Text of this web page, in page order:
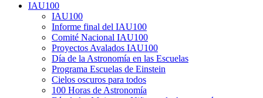
IAU100
IAU100
Informe final del IAU100
Comité Nacional IAU100
Proyectos Avalados IAU100
Día de la Astronomía en las Escuelas
Programa Escuelas de Einstein
Cielos oscuros para todos
100 Horas de Astronomía